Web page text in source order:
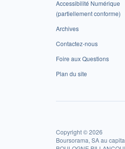
Accessibilité Numérique
(partiellement conforme)
Archives
Contactez-nous
Foire aux Questions
Plan du site
Copyright © 2026
Boursorama, SA au